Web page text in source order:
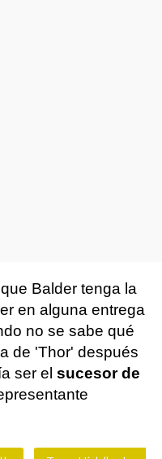
Balder tenga la
en alguna entrega
no se sabe qué
de 'Thor' después
ser el sucesor de